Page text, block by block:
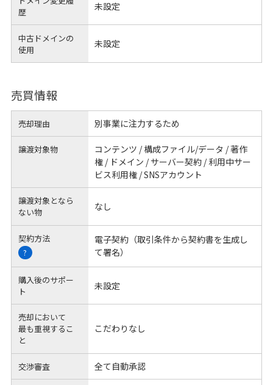
歴
未設定
中古ドメインの
使用
未設定
売買情報
売却理由 別事業に注力するため
譲渡対象物
コンテンツ / 構成ファイル/データ / 著作
権 / ドメイン / サーバー契約 / 利用中サー
ビス利用権 / SNSアカウント
譲渡対象となら
ない物
なし
契約方法
?
電子契約（取引条件から契約書を生成し
て署名）
購入後のサポー
ト
未設定
売却において
最も重視するこ
と
こだわりなし
交渉審査 全て自動承認